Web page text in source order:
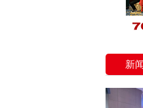
新